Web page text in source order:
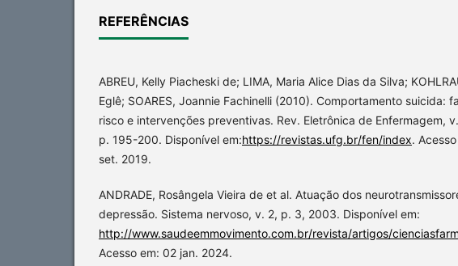
REFERÊNCIAS
ABREU, Kelly Piacheski de; LIMA, Maria Alice Dias da Silva;
Eglê; SOARES, Joannie Fachinelli (2010). Comportamento suicida:
risco e intervenções preventivas. Rev. Eletrônica de Enfermagem,
p. 195-200. Disponível em:https://revistas.ufg.br/fen/index.
set. 2019.
ANDRADE, Rosângela Vieira de et al. Atuação dos
depressão. Sistema nervoso, v. 2, p. 3, 2003. Disponível em:
http://www.saudeemmovimento.com.br/revista/artigos/
Acesso em: 02 jan. 2024.